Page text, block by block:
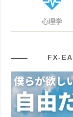
心理学
FX-